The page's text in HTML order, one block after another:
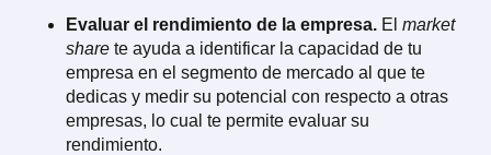
Evaluar el rendimiento de la empresa. El market
share te ayuda a identificar la capacidad de tu
empresa en el segmento de mercado al que te
dedicas y medir su potencial con respecto a otras
empresas, lo cual te permite evaluar su
rendimiento.